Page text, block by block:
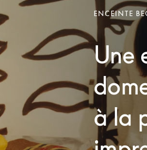
ENCEINTE
Une
à la